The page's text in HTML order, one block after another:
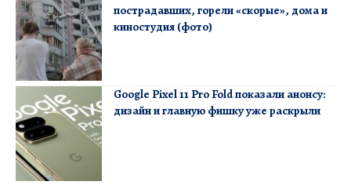
пострадавших, горели «скорые», дома и
киностудия (фото)
Google Pixel 11 Pro Fold показали анонсу:
дизайн и главную фишку уже раскрыли